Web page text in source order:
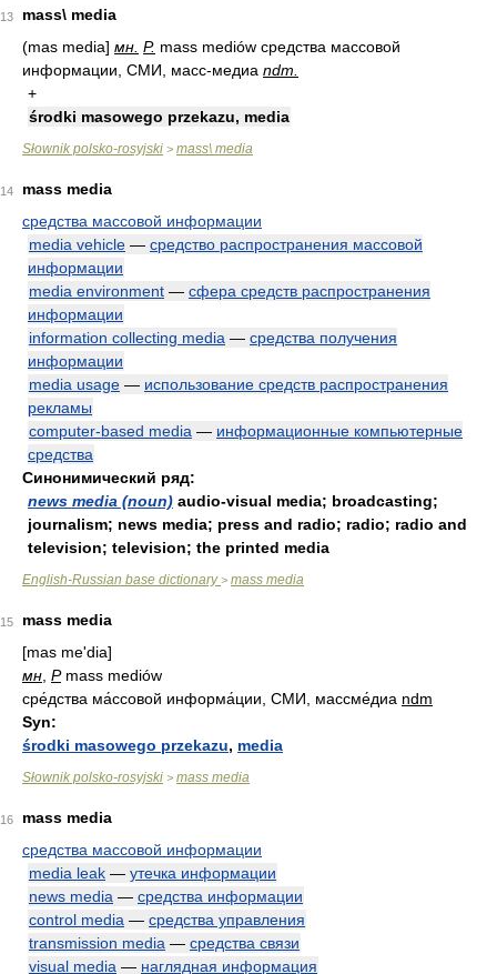
13
mass\ media
(mas media] мн. Р. mass mediów средства массовой
информации, СМИ, масс-медиа ndm.
+
środki masowego przekazu, media
Słownik polsko-rosyjski > mass\ media
14
mass media
средства массовой информации
media vehicle — средство распространения массовой
информации
media environment — сфера средств распространения
информации
information collecting media — средства получения
информации
media usage — использование средств распространения
рекламы
computer-based media — информационные компьютерные
средства
Синонимический ряд:
news media (noun) audio-visual media; broadcasting;
journalism; news media; press and radio; radio; radio and
television; television; the printed media
English-Russian base dictionary> mass media
15
mass media
[mas me'dia]
мн Рmass mediów
сре́дства ма́ссовой информа́ции, СМИ, массме́диа ndm
Syn:
środki masowego przekazu, media
Słownik polsko-rosyjski > mass media
16
mass media
средства массовой информации
media leak — утечка информации
news media — средства информации
control media — средства управления
transmission media — средства связи
visual media — наглядная информация